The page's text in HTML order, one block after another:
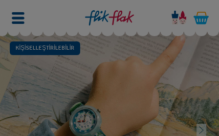
KİŞİSELLEŞTİRİLEBİLİR